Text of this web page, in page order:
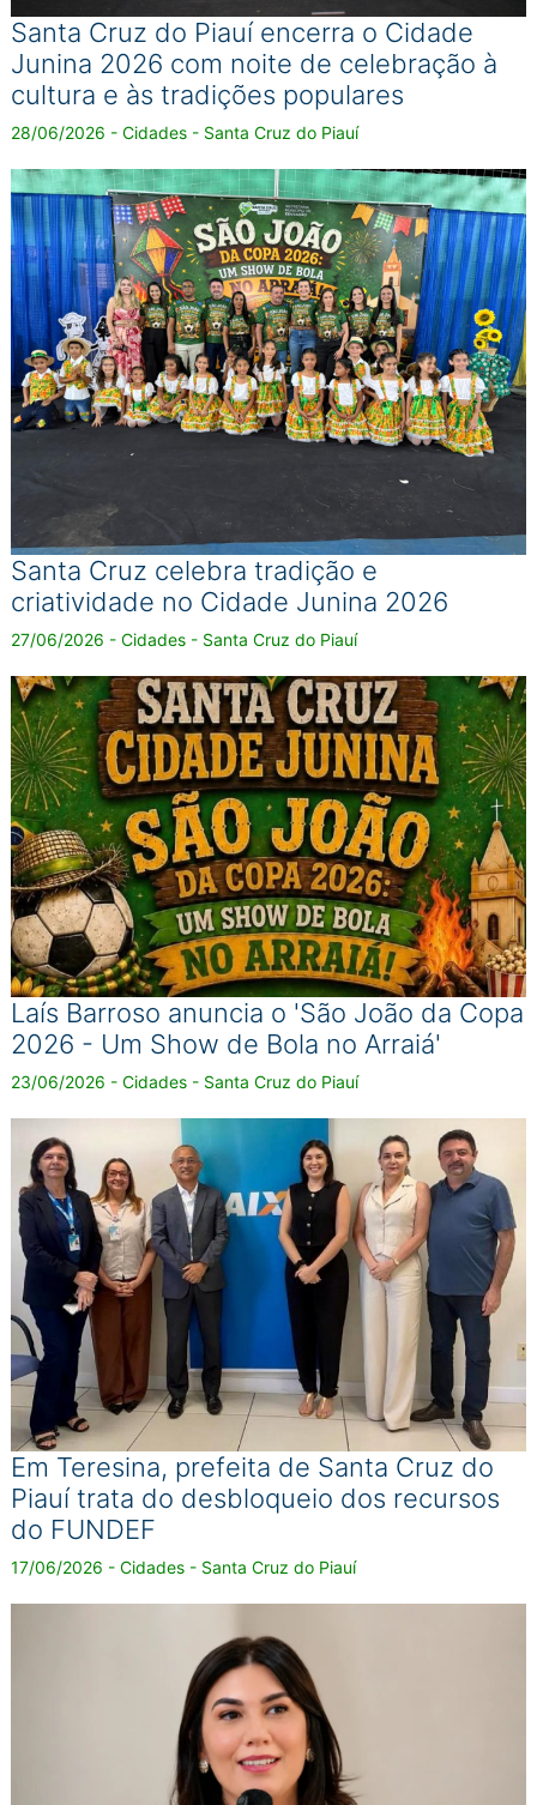
Santa Cruz do Piauí encerra o Cidade
Junina 2026 com noite de celebração à
cultura e às tradições populares
28/06/2026 - Cidades - Santa Cruz do Piauí
Santa Cruz celebra tradição e
criatividade no Cidade Junina 2026
27/06/2026 - Cidades - Santa Cruz do Piauí
Laís Barroso anuncia o 'São João da Copa
2026 - Um Show de Bola no Arraiá'
23/06/2026 - Cidades - Santa Cruz do Piauí
Em Teresina, prefeita de Santa Cruz do
Piauí trata do desbloqueio dos recursos
do FUNDEF
17/06/2026 - Cidades - Santa Cruz do Piauí